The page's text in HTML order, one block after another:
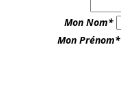
Mon Nom*
Mon Prénom*